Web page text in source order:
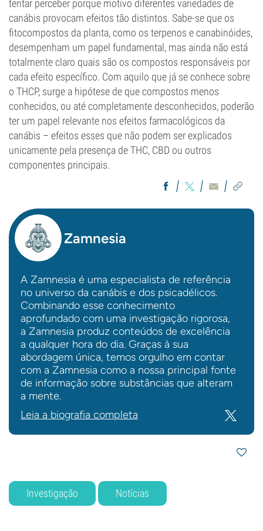
tentar perceber porque motivo diferentes variedades de
canábis provocam efeitos tão distintos. Sabe-se que os
fitocompostos da planta, como os terpenos e canabinóides,
desempenham um papel fundamental, mas ainda não está
totalmente claro quais são os compostos responsáveis por
cada efeito específico. Com aquilo que já se conhece sobre
o THCP, surge a hipótese de que compostos menos
conhecidos, ou até completamente desconhecidos, poderão
ter um papel relevante nos efeitos farmacológicos da
canábis – efeitos esses que não podem ser explicados
unicamente pela presença de THC, CBD ou outros
componentes principais.
Zamnesia
A Zamnesia é uma especialista de referência
no universo da canábis e dos psicadélicos.
Combinando esse conhecimento
aprofundado com uma investigação rigorosa,
a Zamnesia produz conteúdos de excelência
a qualquer hora do dia. Graças à sua
abordagem única, temos orgulho em contar
com a Zamnesia como a nossa principal fonte
de informação sobre substâncias que alteram
a mente.
Leia a biografia completa
Investigação Notícias